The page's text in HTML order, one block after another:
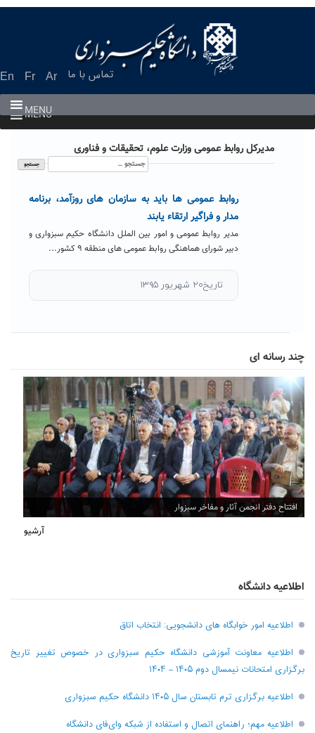
En Fr Ar تماس با ما
MENU
MENU
مدیرکل روابط عمومی وزارت علوم، تحقیقات و فناوری
جستجو
برای:
روابط عمومی ها باید به سازمان های روزآمد، برنامه
مدار و فراگیر ارتقاء یابند
مدیر روابط عمومی و امور بین الملل دانشگاه حکیم سبزواری و
دبیر شورای هماهنگی روابط عمومی های منطقه ۹ کشور...
تاریخ۲۰ شهریور ۱۳۹۵
چند رسانه ای
افتتاح دفتر انجمن آثار و مفاخر سبزوار
آرشیو
اطلاعیه دانشگاه
اطلاعیه امور خوابگاه های دانشجویی: انتخاب اتاق
اطلاعیه معاونت آموزشی دانشگاه حکیم سبزواری در خصوص تغییر تاریخ
برگزاری امتحانات نیمسال دوم ۱۴۰۵ – ۱۴۰۴
اطلاعیه برگزاری ترم تابستان سال ۱۴۰۵ دانشگاه حکیم سبزواری
اطلاعیه مهم؛ راهنمای اتصال و استفاده از شبکه وای‌فای دانشگاه